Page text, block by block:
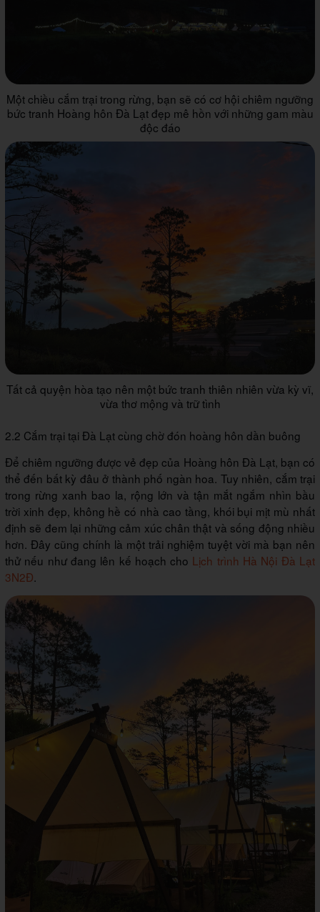
Một chiều cắm trại trong rừng, bạn sẽ có cơ hội chiêm ngưỡng
bức tranh Hoàng hôn Đà Lạt đẹp mê hồn với những gam màu
độc đáo
Tất cả quyện hòa tạo nên một bức tranh thiên nhiên vừa kỳ vĩ,
vừa thơ mộng và trữ tình
2.2 Cắm trại tại Đà Lạt cùng chờ đón hoàng hôn dần buông
Để chiêm ngưỡng được vẻ đẹp của Hoàng hôn Đà Lạt, bạn có
thể đến bất kỳ đâu ở thành phố ngàn hoa. Tuy nhiên, cắm trại
trong rừng xanh bao la, rộng lớn và tận mắt ngắm nhìn bầu
trời xinh đẹp, không hề có nhà cao tầng, khói bụi mịt mù nhất
định sẽ đem lại những cảm xúc chân thật và sống động nhiều
hơn. Đây cũng chính là một trải nghiệm tuyệt vời mà bạn nên
thử nếu như đang lên kế hoạch cho Lịch trình Hà Nội Đà Lạt
3N2Đ.